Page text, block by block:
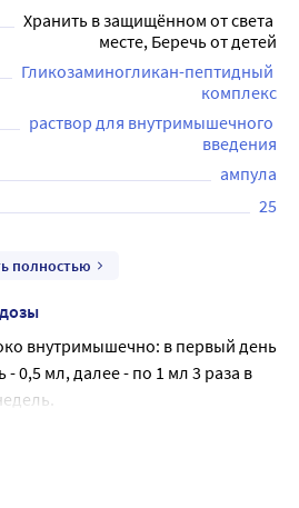
Хранить в защищённом от света
месте, Беречь от детей
Гликозаминогликан-пептидный
комплекс
раствор для внутримышечного
введения
ампула
25
полностью
внутримышечно: в первый день
- 0,5 мл, далее - по 1 мл 3 раза в